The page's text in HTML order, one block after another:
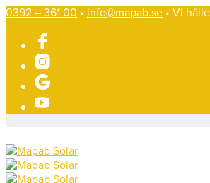
0392 – 361 00 • info@mapab.se • Vi